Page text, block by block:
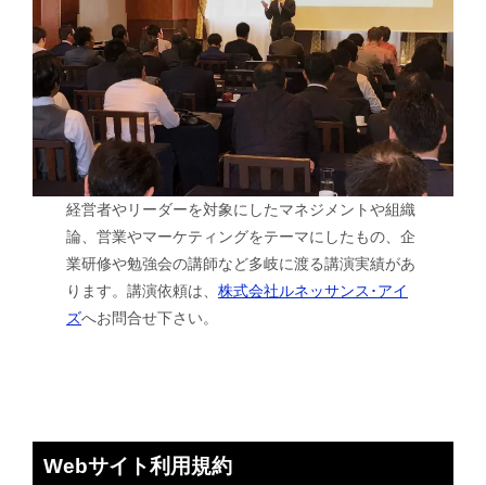
経営者やリーダーを対象にしたマネジメントや組織
論、営業やマーケティングをテーマにしたもの、企
業研修や勉強会の講師など多岐に渡る講演実績があ
ります。講演依頼は、株式会社ルネッサンス･アイ
ズへお問合せ下さい。
Webサイト利用規約